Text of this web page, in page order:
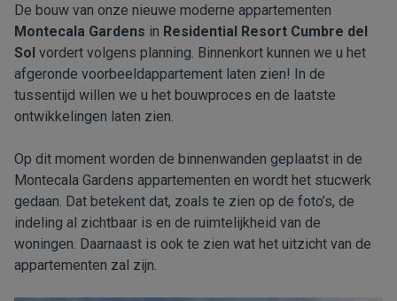
De bouw van onze nieuwe moderne appartementen
Montecala Gardens in Residential Resort Cumbre del
Sol vordert volgens planning. Binnenkort kunnen we u het
afgeronde voorbeeldappartement laten zien! In de
tussentijd willen we u het bouwproces en de laatste
ontwikkelingen laten zien.
Op dit moment worden de binnenwanden geplaatst in de
Montecala Gardens appartementen en wordt het stucwerk
gedaan. Dat betekent dat, zoals te zien op de foto’s, de
indeling al zichtbaar is en de ruimtelijkheid van de
woningen. Daarnaast is ook te zien wat het uitzicht van de
appartementen zal zijn.